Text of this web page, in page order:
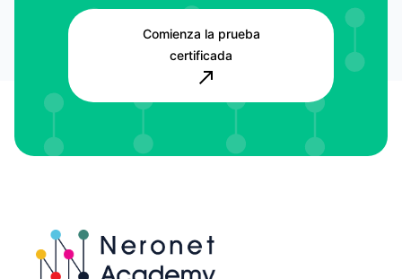
Comienza la prueba
certificada